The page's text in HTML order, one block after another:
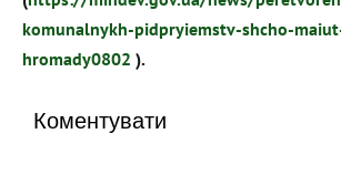
komunalnykh-pidpryiemstv-shcho-
hromady0802 ).
Коментувати